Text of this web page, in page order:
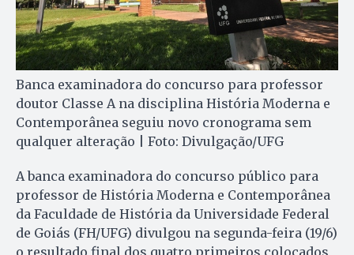
Banca examinadora do concurso para professor
doutor Classe A na disciplina História Moderna e
Contemporânea seguiu novo cronograma sem
qualquer alteração | Foto: Divulgação/UFG
A banca examinadora do concurso público para
professor de História Moderna e Contemporânea
da Faculdade de História da Universidade Federal
de Goiás (FH/UFG) divulgou na segunda-feira (19/6)